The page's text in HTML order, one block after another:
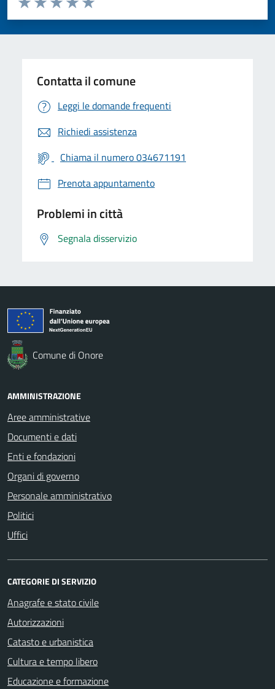
Valuta 5 stelle su 5
Valuta 4 stelle su 5
Valuta 3 stelle su 5
Valuta 2 stelle su 5
Valuta 1 stelle su 5
Contatta il comune
Leggi le domande frequenti
Richiedi assistenza
Chiama il numero 034671191
Prenota appuntamento
Problemi in città
Segnala disservizio
Comune di Onore
AMMINISTRAZIONE
Aree amministrative
Documenti e dati
Enti e fondazioni
Organi di governo
Personale amministrativo
Politici
Uffici
CATEGORIE DI SERVIZIO
Anagrafe e stato civile
Autorizzazioni
Catasto e urbanistica
Cultura e tempo libero
Educazione e formazione